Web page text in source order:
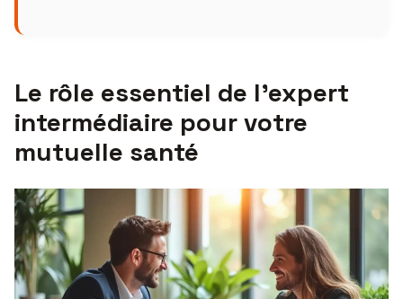
Le rôle essentiel de l’expert
intermédiaire pour votre
mutuelle santé